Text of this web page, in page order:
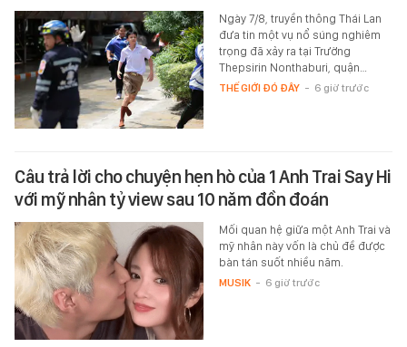
Ngày 7/8, truyền thông Thái Lan
đưa tin một vụ nổ súng nghiêm
trọng đã xảy ra tại Trường
Thepsirin Nonthaburi, quận…
THẾ GIỚI ĐÓ ĐÂY - 6 giờ trước
Câu trả lời cho chuyện hẹn hò của 1 Anh Trai Say Hi
với mỹ nhân tỷ view sau 10 năm đồn đoán
Mối quan hệ giữa một Anh Trai và
mỹ nhân này vốn là chủ đề được
bàn tán suốt nhiều năm.
MUSIK - 6 giờ trước